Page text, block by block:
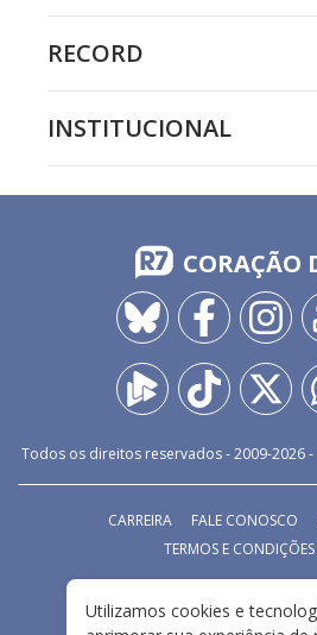
RECORD
INSTITUCIONAL
CORAÇÃO
Todos os direitos reservados - 2009-2026-
CARREIRA FALE CONOSCO
TERMOS E
Utilizamos cookies e